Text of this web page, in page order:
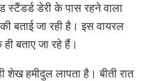
स्टैंडर्ड डेरी के पास रहने वाला
की बताई जा रही है। इस वायरल
बताए जा रहे हैं।
हमीदुल लापता है। बीती रात